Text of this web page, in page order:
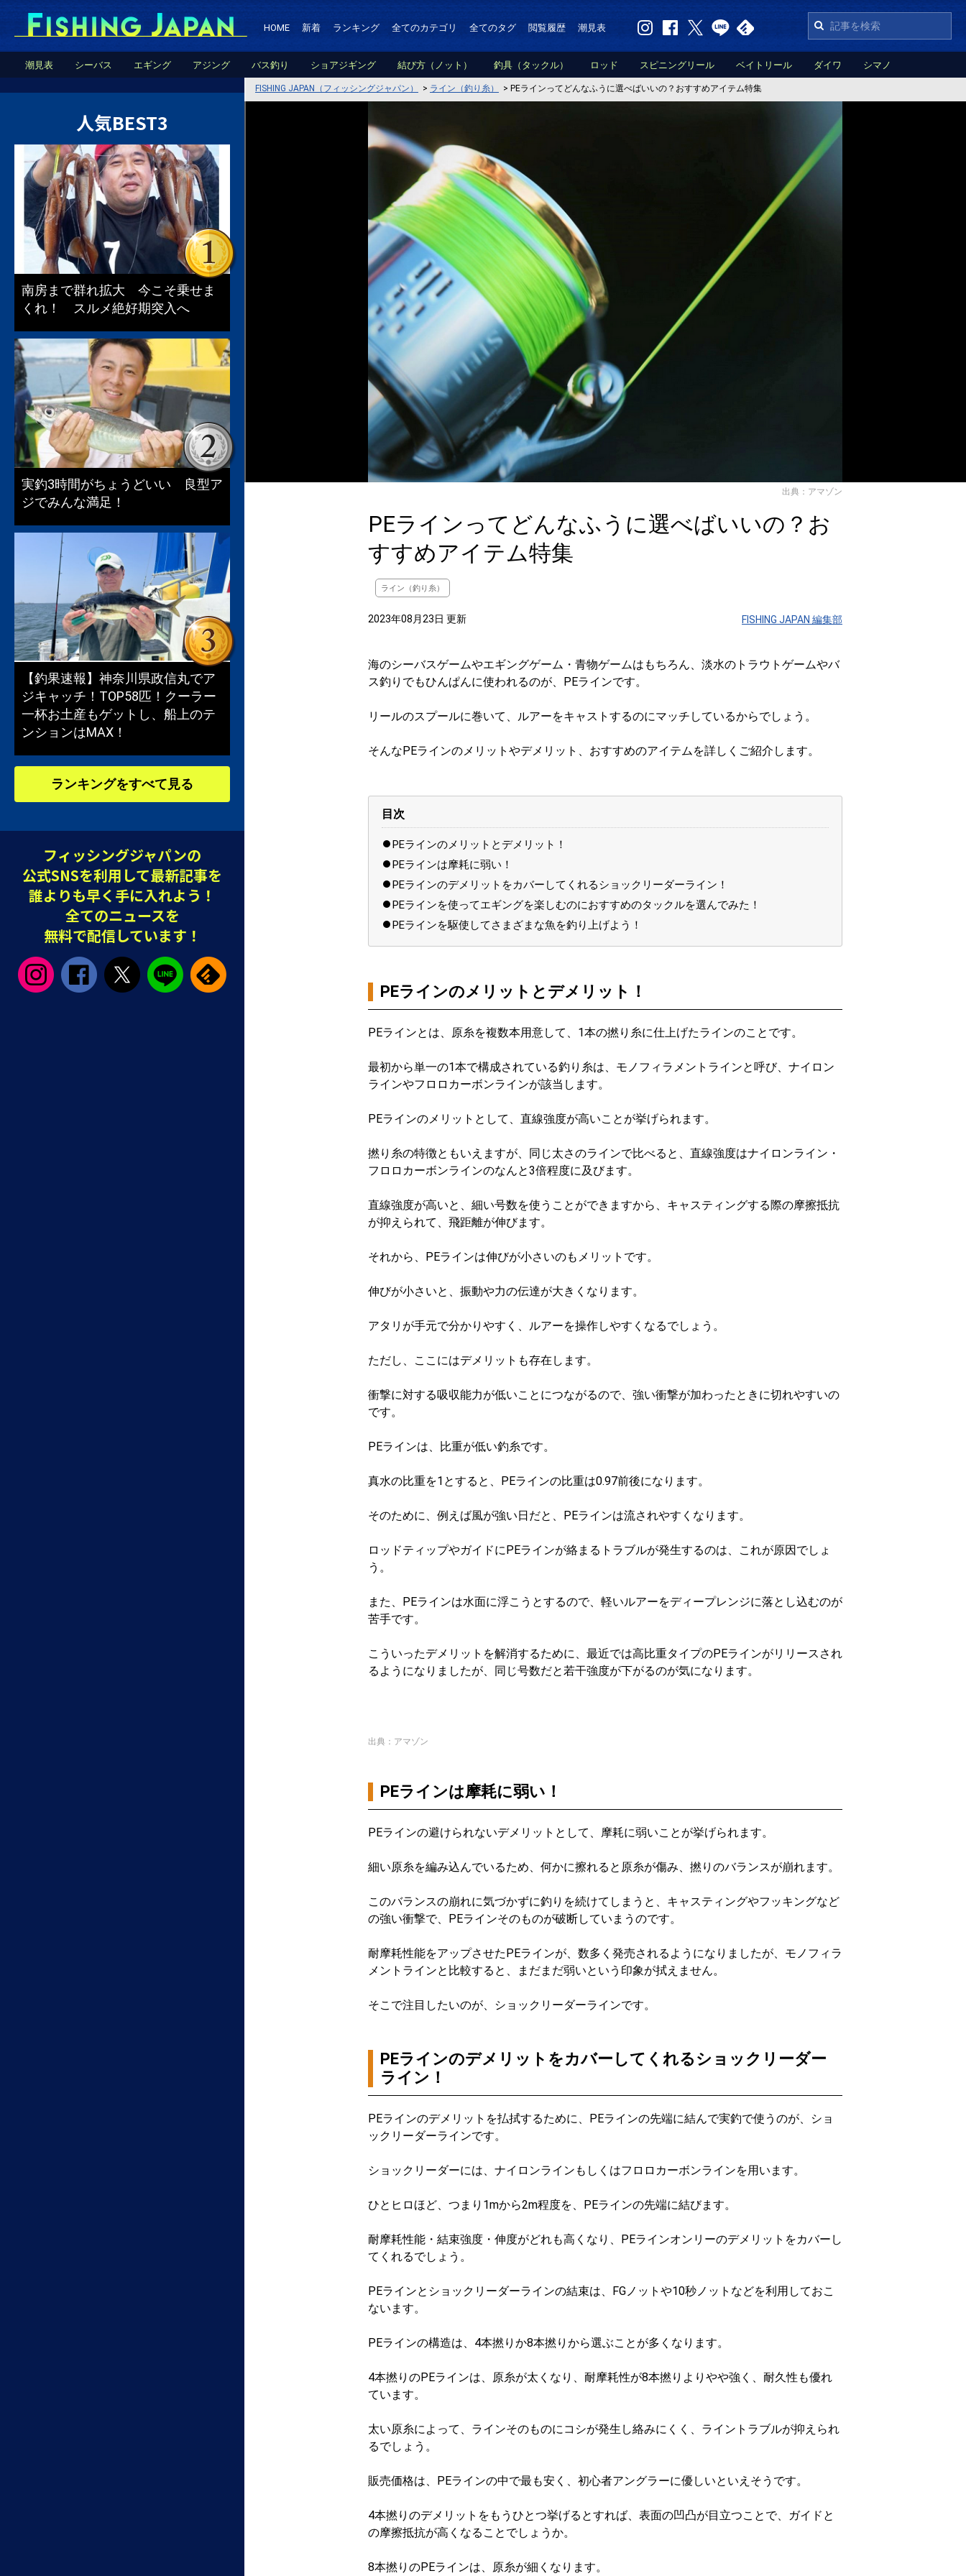
HOME 新着 ランキング 全てのカテゴリ 全てのタグ 閲覧履歴 潮見表
潮見表 シーバス エギング アジング バス釣り ショアジギング 結び方（ノット） 釣具（タックル） ロッド スピニングリール ベイトリール ダイワ シマノ
FISHING JAPAN（フィッシングジャパン） > ライン（釣り糸） > PEラインってどんなふうに選べばいいの？おすすめアイテム特集
出典：アマゾン
PEラインってどんなふうに選べばいいの？お
すすめアイテム特集
ライン（釣り糸）
2023年08月23日 更新 FISHING JAPAN 編集部
海のシーバスゲームやエギングゲーム・青物ゲームはもちろん、淡水のトラウトゲームやバ
ス釣りでもひんぱんに使われるのが、PEラインです。
リールのスプールに巻いて、ルアーをキャストするのにマッチしているからでしょう。
そんなPEラインのメリットやデメリット、おすすめのアイテムを詳しくご紹介します。
目次
PEラインのメリットとデメリット！
PEラインは摩耗に弱い！
PEラインのデメリットをカバーしてくれるショックリーダーライン！
PEラインを使ってエギングを楽しむのにおすすめのタックルを選んでみた！
PEラインを駆使してさまざまな魚を釣り上げよう！
PEラインのメリットとデメリット！
PEラインとは、原糸を複数本用意して、1本の撚り糸に仕上げたラインのことです。
最初から単一の1本で構成されている釣り糸は、モノフィラメントラインと呼び、ナイロン
ラインやフロロカーボンラインが該当します。
PEラインのメリットとして、直線強度が高いことが挙げられます。
撚り糸の特徴ともいえますが、同じ太さのラインで比べると、直線強度はナイロンライン・
フロロカーボンラインのなんと3倍程度に及びます。
直線強度が高いと、細い号数を使うことができますから、キャスティングする際の摩擦抵抗
が抑えられて、飛距離が伸びます。
それから、PEラインは伸びが小さいのもメリットです。
伸びが小さいと、振動や力の伝達が大きくなります。
アタリが手元で分かりやすく、ルアーを操作しやすくなるでしょう。
ただし、ここにはデメリットも存在します。
衝撃に対する吸収能力が低いことにつながるので、強い衝撃が加わったときに切れやすいの
です。
PEラインは、比重が低い釣糸です。
真水の比重を1とすると、PEラインの比重は0.97前後になります。
そのために、例えば風が強い日だと、PEラインは流されやすくなります。
ロッドティップやガイドにPEラインが絡まるトラブルが発生するのは、これが原因でしょ
う。
また、PEラインは水面に浮こうとするので、軽いルアーをディープレンジに落とし込むのが
苦手です。
こういったデメリットを解消するために、最近では高比重タイプのPEラインがリリースされ
るようになりましたが、同じ号数だと若干強度が下がるのが気になります。
出典：アマゾン
PEラインは摩耗に弱い！
PEラインの避けられないデメリットとして、摩耗に弱いことが挙げられます。
細い原糸を編み込んでいるため、何かに擦れると原糸が傷み、撚りのバランスが崩れます。
このバランスの崩れに気づかずに釣りを続けてしまうと、キャスティングやフッキングなど
の強い衝撃で、PEラインそのものが破断していまうのです。
耐摩耗性能をアップさせたPEラインが、数多く発売されるようになりましたが、モノフィラ
メントラインと比較すると、まだまだ弱いという印象が拭えません。
そこで注目したいのが、ショックリーダーラインです。
PEラインのデメリットをカバーしてくれるショックリーダー
ライン！
PEラインのデメリットを払拭するために、PEラインの先端に結んで実釣で使うのが、ショ
ックリーダーラインです。
ショックリーダーには、ナイロンラインもしくはフロロカーボンラインを用います。
ひとヒロほど、つまり1mから2m程度を、PEラインの先端に結びます。
耐摩耗性能・結束強度・伸度がどれも高くなり、PEラインオンリーのデメリットをカバーし
てくれるでしょう。
PEラインとショックリーダーラインの結束は、FGノットや10秒ノットなどを利用しておこ
ないます。
PEラインの構造は、4本撚りか8本撚りから選ぶことが多くなります。
4本撚りのPEラインは、原糸が太くなり、耐摩耗性が8本撚りよりやや強く、耐久性も優れ
ています。
太い原糸によって、ラインそのものにコシが発生し絡みにくく、ライントラブルが抑えられ
るでしょう。
販売価格は、PEラインの中で最も安く、初心者アングラーに優しいといえそうです。
4本撚りのデメリットをもうひとつ挙げるとすれば、表面の凹凸が目立つことで、ガイドと
の摩擦抵抗が高くなることでしょうか。
8本撚りのPEラインは、原糸が細くなります。
人気BEST3
南房まで群れ拡大 今こそ乗せま
くれ！ スルメ絶好期突入へ
実釣3時間がちょうどいい 良型ア
ジでみんな満足！
【釣果速報】神奈川県政信丸でア
ジキャッチ！TOP58匹！クーラー
一杯お土産もゲットし、船上のテ
ンションはMAX！
ランキングをすべて見る
フィッシングジャパンの
公式SNSを利用して最新記事を
誰よりも早く手に入れよう！
全てのニュースを
無料で配信しています！